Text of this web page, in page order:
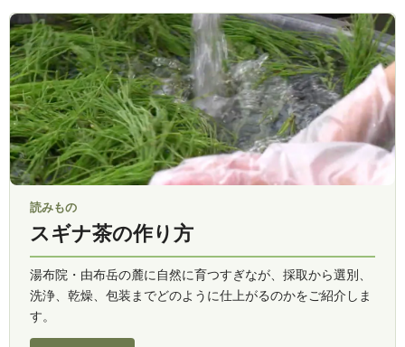
読みもの
スギナ茶の作り方
湯布院・由布岳の麓に自然に育つすぎなが、採取から選別、
洗浄、乾燥、包装までどのように仕上がるのかをご紹介しま
す。